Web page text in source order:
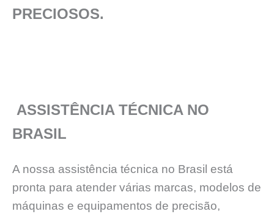
PRECIOSOS.
ASSISTÊNCIA TÉCNICA NO
BRASIL
A nossa assistência técnica no Brasil está
pronta para atender várias marcas, modelos de
máquinas e equipamentos de precisão,